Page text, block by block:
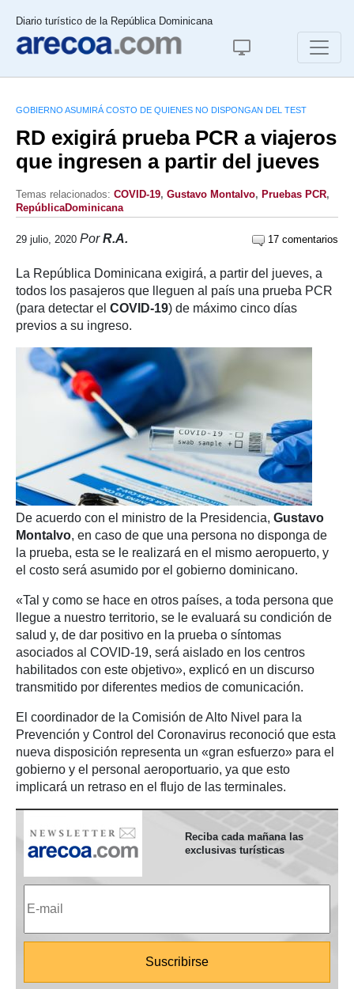
Diario turístico de la República Dominicana
GOBIERNO ASUMIRÁ COSTO DE QUIENES NO DISPONGAN DEL TEST
RD exigirá prueba PCR a viajeros
que ingresen a partir del jueves
Temas relacionados: COVID-19, Gustavo Montalvo, Pruebas PCR,
RepúblicaDominicana
29 julio, 2020 PorR.A. 17 comentarios
La República Dominicana exigirá, a partir del jueves, a
todos los pasajeros que lleguen al país una prueba PCR
(para detectar el COVID-19) de máximo cinco días
previos a su ingreso.
De acuerdo con el ministro de la Presidencia, Gustavo
Montalvo, en caso de que una persona no disponga de
la prueba, esta se le realizará en el mismo aeropuerto, y
el costo será asumido por el gobierno dominicano.
«Tal y como se hace en otros países, a toda persona que
llegue a nuestro territorio, se le evaluará su condición de
salud y, de dar positivo en la prueba o síntomas
asociados al COVID-19, será aislado en los centros
habilitados con este objetivo», explicó en un discurso
transmitido por diferentes medios de comunicación.
El coordinador de la Comisión de Alto Nivel para la
Prevención y Control del Coronavirus reconoció que esta
nueva disposición representa un «gran esfuerzo» para el
gobierno y el personal aeroportuario, ya que esto
implicará un retraso en el flujo de las terminales.
Reciba cada mañana las
exclusivas turísticas